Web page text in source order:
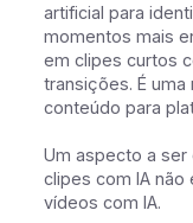
artificial para
momentos mais
em clipes curtos
transições. É
conteúdo para
Um aspecto a
clipes com IA
vídeos com IA.